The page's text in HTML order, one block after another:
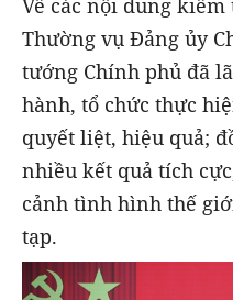
Thường vụ Đảng ủy
tướng Chính phủ đã
hành, tổ chức thực
quyết liệt, hiệu quả;
nhiều kết quả tích
cảnh tình hình thế
tạp.